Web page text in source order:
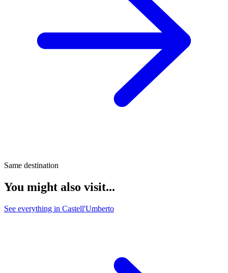
Same destination
You might also visit...
See everything in Castell'Umberto